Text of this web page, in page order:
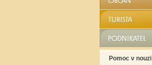
Pomoc v nouzi
TURISTA
PODNIKATEL